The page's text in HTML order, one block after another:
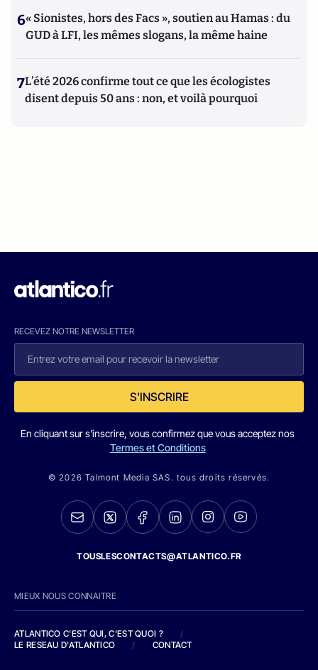
6« Sionistes, hors des Facs », soutien au Hamas : du
GUD à LFI, les mêmes slogans, la même haine
7L’été 2026 confirme tout ce que les écologistes
disent depuis 50 ans : non, et voilà pourquoi
RECEVEZ NOTRE NEWSLETTER
S'INSCRIRE
En cliquant sur s'inscrire, vous confirmez que vous acceptez nos
Termes et Conditions
© 2026 Talmont Media SAS. tous droits réservés.
TOUSLESCONTACTS@ATLANTICO.FR
MIEUX NOUS CONNAITRE
ATLANTICO C'EST QUI, C'EST QUOI ?
/
LE RESEAU D'ATLANTICO
/ CONTACT